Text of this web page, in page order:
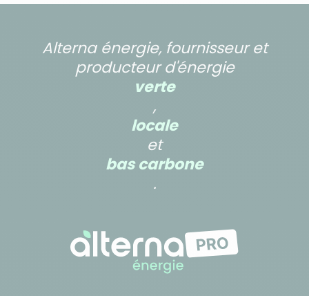
Alterna énergie, fournisseur et
producteur d'énergie
verte
,
locale
et
bas carbone
.